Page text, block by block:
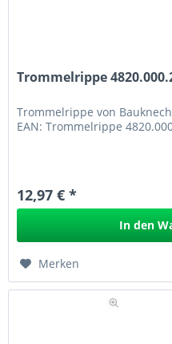
Trommelrippe
Trommelrippe von
EAN: Trommelrippe
12,97 € *
In den
Merken